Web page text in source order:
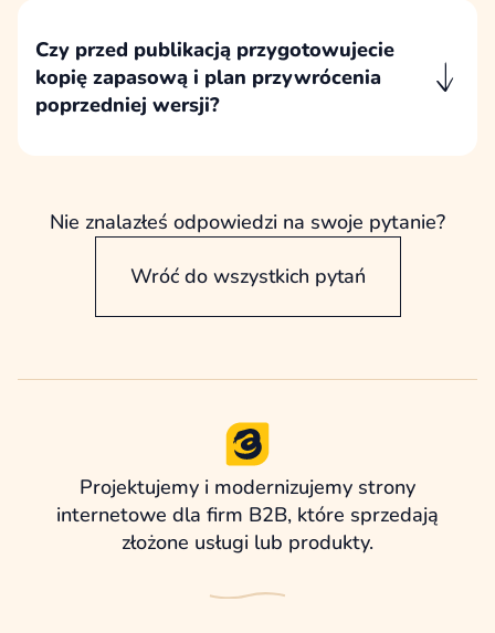
plików serwisu, a przy integracjach także
dostępów do narzędzi zewnętrznych.
Czy przed publikacją przygotowujecie
kopię zapasową i plan przywrócenia
poprzedniej wersji?
odtworzyć lub przywrócić wybrane elementy.
Nie znalazłeś odpowiedzi na swoje pytanie?
Wróć do wszystkich pytań
Projektujemy i modernizujemy strony
internetowe dla firm B2B, które sprzedają
złożone usługi lub produkty.